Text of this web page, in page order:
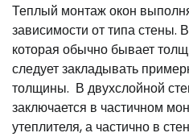
Теплый монтаж окон
зависимости от типа стены.
которая обычно бывает
следует закладывать
толщины. В двухслойной
заключается в частичном
утеплителя, а частично в